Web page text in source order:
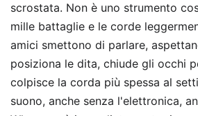
scrostata. Non è uno strumento
mille battaglie e le corde
amici smettono di parlare,
posiziona le dita, chiude gli occhi
colpisce la corda più spessa al
suono, anche senza l'elettronica,